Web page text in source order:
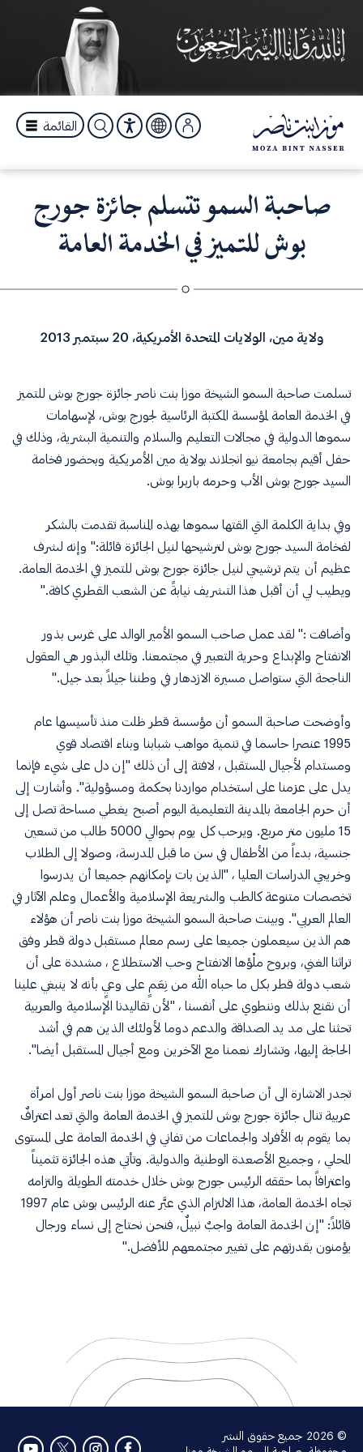
إ
ل
ل
القائمة
صاحبة السمو تتسلم جائزة جورج
بوش للتميز في الخدمة العامة
ولاية مين، الولايات المتحدة الأمريكية، 20 سبتمبر 2013
تسلمت صاحبة السمو الشيخة موزا بنت ناصر جائزة جورج بوش للتميز
في الخدمة العامة لمؤسسة المكتبة الرئاسية لجورج بوش، لإسهامات
سموها الدولية في مجالات التعليم والسلام والتنمية البشرية، وذلك في
حفل أقيم بجامعة نيو انجلاند بولاية مين الأمريكية وبحضور فخامة
السيد جورج بوش الأب وحرمه باربرا بوش.
وفي بداية الكلمة التي القتها سموها بهذه المناسبة تقدمت بالشكر
لفخامة السيد جورج بوش لترشيحها لنيل الجائزة قائلة:" وإنه لشرف
عظيم أن يتم ترشيحي لنيل جائزة جورج بوش للتميز في الخدمة العامة.
ويطيب لي أن أقبل هذا التشريف نيابةً عن الشعب القطري كافة."
وأضافت :" لقد عمل صاحب السمو الأمير الوالد على غرس بذور
الانفتاح والإبداع وحرية التعبير في مجتمعنا. وتلك البذور هي العقول
الناجحة التي ستواصل مسيرة الازدهار في وطننا جيلاً بعد جيل."
وأوضحت صاحبة السمو أن مؤسسة قطر ظلت منذ تأسيسها عام
1995 عنصرا حاسما في تنمية مواهب شبابنا وبناء اقتصاد قوي
ومستدام لأجيال المستقبل ، لافتة إلى أن ذلك "إن دل على شيء فإنما
يدل على عزمنا على استخدام مواردنا بحكمة ومسؤولية". وأشارت إلى
أن حرم الجامعة بالمدينة التعليمية اليوم أصبح يغطي مساحة تصل إلى
15 مليون متر مربع. ويرحب كل يوم بحوالي 5000 طالب من تسعين
جنسية، بدءاً من الأطفال في سن ما قبل المدرسة، وصولا إلى الطلاب
وخريجي الدراسات العليا ، "الذين بات بإمكانهم جميعا أن يدرسوا
تخصصات متنوعة كالطب والشريعة الإسلامية والأعمال وعلم الآثار في
العالم العربي". وبينت صاحبة السمو الشيخة موزا بنت ناصر أن هؤلاء
هم الذين سيعملون جميعا على رسم معالم مستقبل دولة قطر وفق
تراثنا الغني، وبروح ملْؤها الانفتاح وحب الاستطلاع ، مشددة على أن
شعب دولة قطر بكل ما حباه الله من نِعَمٍ على وعيٍ بأنه لا ينبغي علينا
أن نقنع بذلك وننطوي على أنفسنا ، "لأن تقاليدنا الإسلامية والعربية
تحثنا على مد يد الصداقة والدعم دوما لأولئك الذين هم في أشد
الحاجة إليها، وتشارك نعمنا مع الآخرين ومع أجيال المستقبل أيضا".
تجدر الاشارة الى أن صاحبة السمو الشيخة موزا بنت ناصر أول امرأة
عربية تنال جائزة جورج بوش للتميز في الخدمة العامة والتي تعد اعترافٌ
بما يقوم به الأفراد والجماعات من تفاني في الخدمة العامة على المستوى
المحلي ، وجميع الأصعدة الوطنية والدولية. وتأتي هذه الجائزة تثميناً
واعترافاً بما حققه الرئيس جورج بوش خلال خدمته الطويلة والتزامه
تجاه الخدمة العامة، هذا الالتزام الذي عبَّر عنه الرئيس بوش عام 1997
قائلاً: "إن الخدمة العامة واجبٌ نبيلٌ، فنحن نحتاج إلى نساء ورجال
يؤمنون بقدرتهم على تغيير مجتمعهم للأفضل."
© 2026 جميع حقوق النشر